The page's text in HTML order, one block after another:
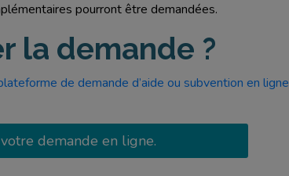
pourront être demandées.
la demande ?
de demande d’aide ou subvention en ligne
demande en ligne.